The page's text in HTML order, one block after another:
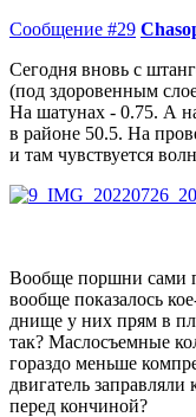
Сообщение #29
Сегодня вновь с
(под здоровенным
На шатунах - 0.75. А
в районе 50.5. На
и там чувствуется
Вообще поршни сами
вообще показалось
днище у них прям в
так? Маслосъемные
гораздо меньше
двигатель
перед кончиной?